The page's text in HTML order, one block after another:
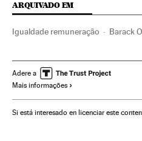
ARQUIVADO EM
Igualdade remuneração Barack
Condições trabalho Trabalho
Adere a
Mais informações
Si está interesado en licenciar este